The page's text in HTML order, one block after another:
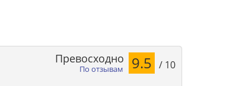
По отзывам
Превосходно 9.5 / 10